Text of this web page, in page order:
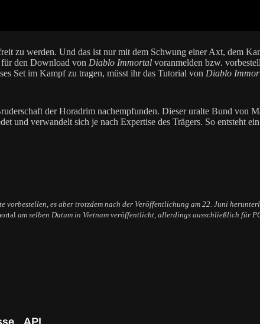
zu werden. Und das ist nur mit dem Schwung einer Axt, dem
den Download von Diablo Immortal voranmelden bzw.
Set im Kampf zu tragen, müsst ihr das Tutorial von Diablo
der Horadrim nachempfunden. Dieser uralte Bund von
und verwandelt sich je nach Expertise des Trägers. So entsteht
vorbestellen, es aber trotzdem nach der Veröffentlichung am 22. Juni
am selben Datum in Vietnam veröffentlicht, allerdings ausschließlich für